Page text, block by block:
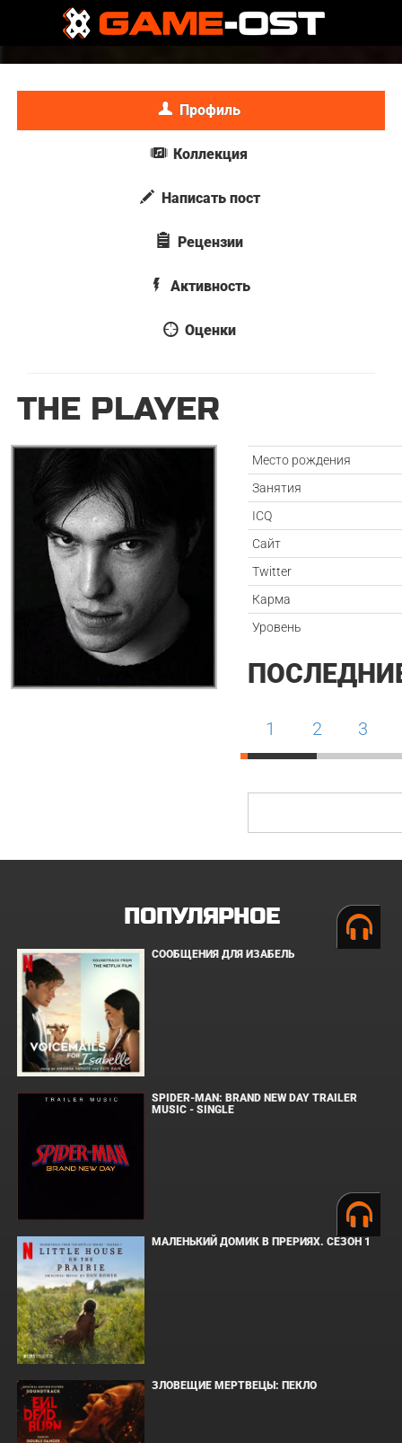
Профиль
Коллекция
Написать пост
Рецензии
Активность
Оценки
THE PLAYER
Место рождения
Занятия
ICQ
Сайт
Twitter
Карма
Уровень
1 2 3
ПОПУЛЯРНОЕ
СООБЩЕНИЯ ДЛЯ ИЗАБЕЛЬ
SPIDER-MAN: BRAND NEW DAY TRAILER
MUSIC - SINGLE
МАЛЕНЬКИЙ ДОМИК В ПРЕРИЯХ. СЕЗОН 1
ЗЛОВЕЩИЕ МЕРТВЕЦЫ: ПЕКЛО